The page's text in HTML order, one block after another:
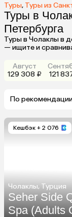
Туры, Туры из
Туры в
Петербурга
Туры в Чолаклы в
— ищите и
Август
129 308 ₽
121
По
Кешбэк + 2 076
Чолаклы, Турция
Seher Side
Spa (Adults